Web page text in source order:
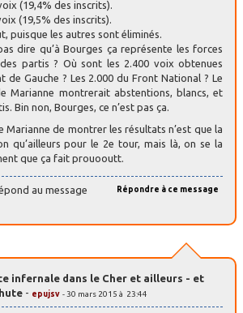
(19,4% des inscrits).
(19,5% des inscrits).
puisque les autres sont éliminés.
dire qu’à Bourges ça représente les forces
partis ? Où sont les 2.400 voix obtenues
de Gauche ? Les 2.000 du Front National ? Le
Marianne montrerait abstentions, blancs, et
Bin non, Bourges, ce n’est pas ça.
Marianne de montrer les résultats n’est que la
qu’ailleurs pour le 2e tour, mais là, on se la
que ça fait prouooutt.
Répondre à ce message
au message
infernale dans le Cher et ailleurs - et
- epujsv - 30 mars 2015 à 23:44